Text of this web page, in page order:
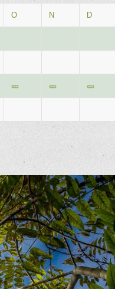
O N D
🥒 🥒 🥒